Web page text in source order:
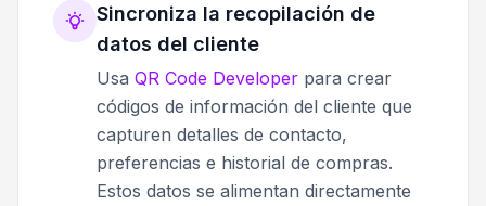
Sincroniza la recopilación de
datos del cliente
Usa QR Code Developer para crear
códigos de información del cliente que
capturen detalles de contacto,
preferencias e historial de compras.
Estos datos se alimentan directamente